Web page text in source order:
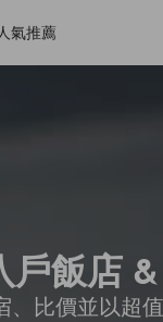
氣推薦
戶飯店
、比價並以超